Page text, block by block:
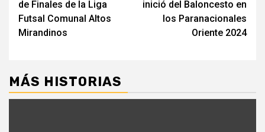
entradas
de Finales de la Liga
Futsal Comunal Altos
Mirandinos
inició del Baloncesto en
los Paranacionales
Oriente 2024
MÁS HISTORIAS